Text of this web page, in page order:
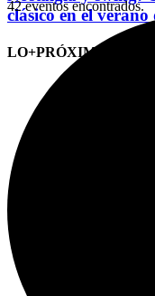
clásico en el verano
LO+PRÓXIMO
42 eventos encontrados.